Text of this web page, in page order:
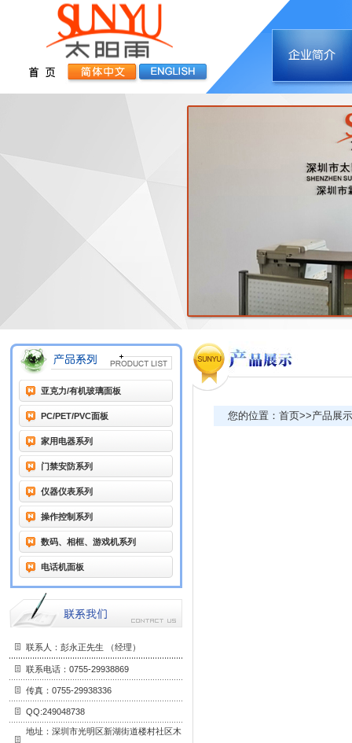
亚克力/有机玻璃面板
PC/PET/PVC面板
家用电器系列
门禁安防系列
仪器仪表系列
操作控制系列
数码、相框、游戏机系列
电话机面板
联系人：彭永正先生 （经理）
联系电话：0755-29938869
传真：0755-29938336
QQ:249048738
地址：深圳市光明区新湖街道楼村社区木
您的位置：首页>>产品展